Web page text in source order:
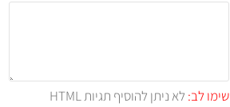
שימו לב:
לא ניתן להוסיף תגיות HTML